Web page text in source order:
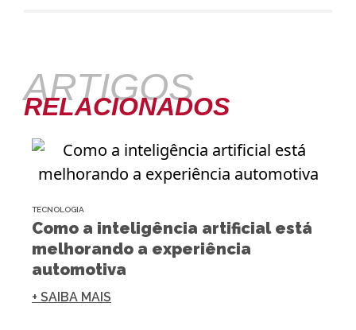
ARTIGOS
RELACIONADOS
TECNOLOGIA
Como a inteligência artificial está
melhorando a experiência
automotiva
+ SAIBA MAIS